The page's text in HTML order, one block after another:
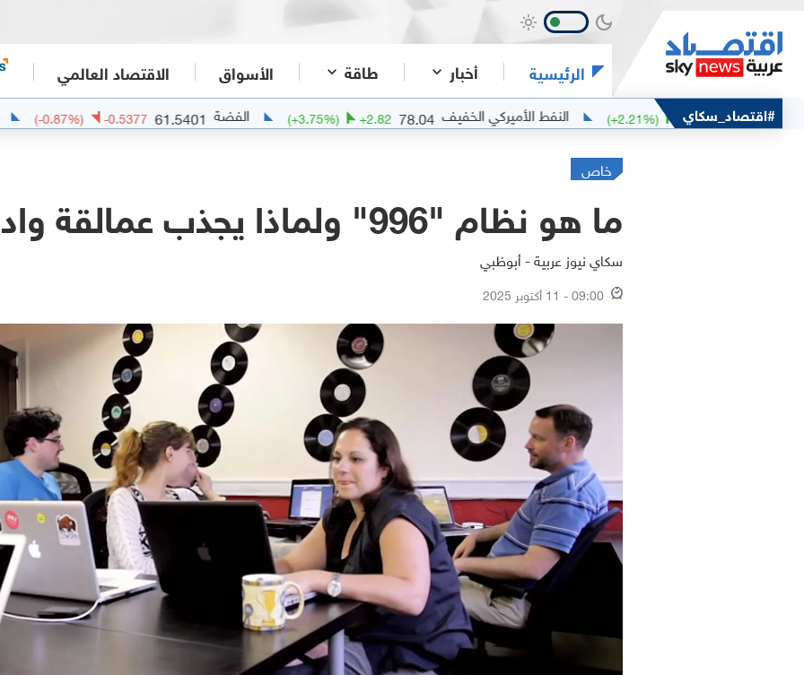
الرئيسية أخبار طاقة الأسواق الاقتصاد العالمي
#اقتصاد_سكاي
+1.72
(+2.21%) النفط الأميركي الخفيف 78.04
+2.82
(+3.75%) الفضة 61.5401
-0.5377
(-0.87 %) الذهب
خاص
ما هو نظام "996" ولماذا يجذب عمالقة وادي السيليكون؟
سكاي نيوز عربية - أبوظبي
09:00 - 11 أكتوبر 2025